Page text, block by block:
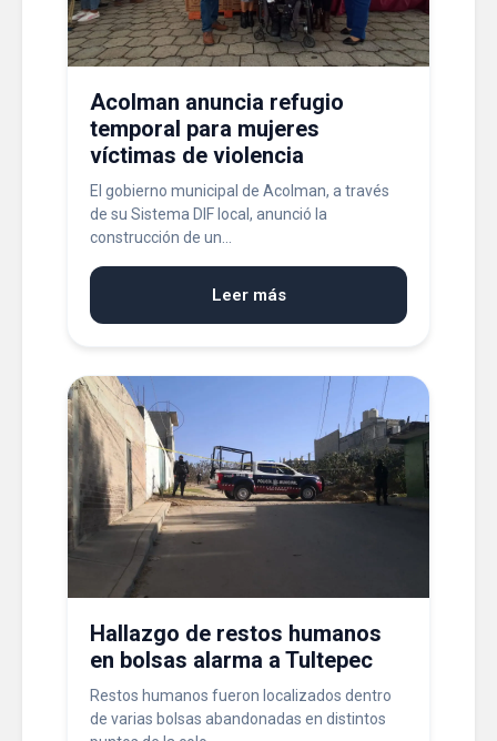
Acolman anuncia refugio
temporal para mujeres
víctimas de violencia
El gobierno municipal de Acolman, a través
de su Sistema DIF local, anunció la
construcción de un...
Leer más
Hallazgo de restos humanos
en bolsas alarma a Tultepec
Restos humanos fueron localizados dentro
de varias bolsas abandonadas en distintos